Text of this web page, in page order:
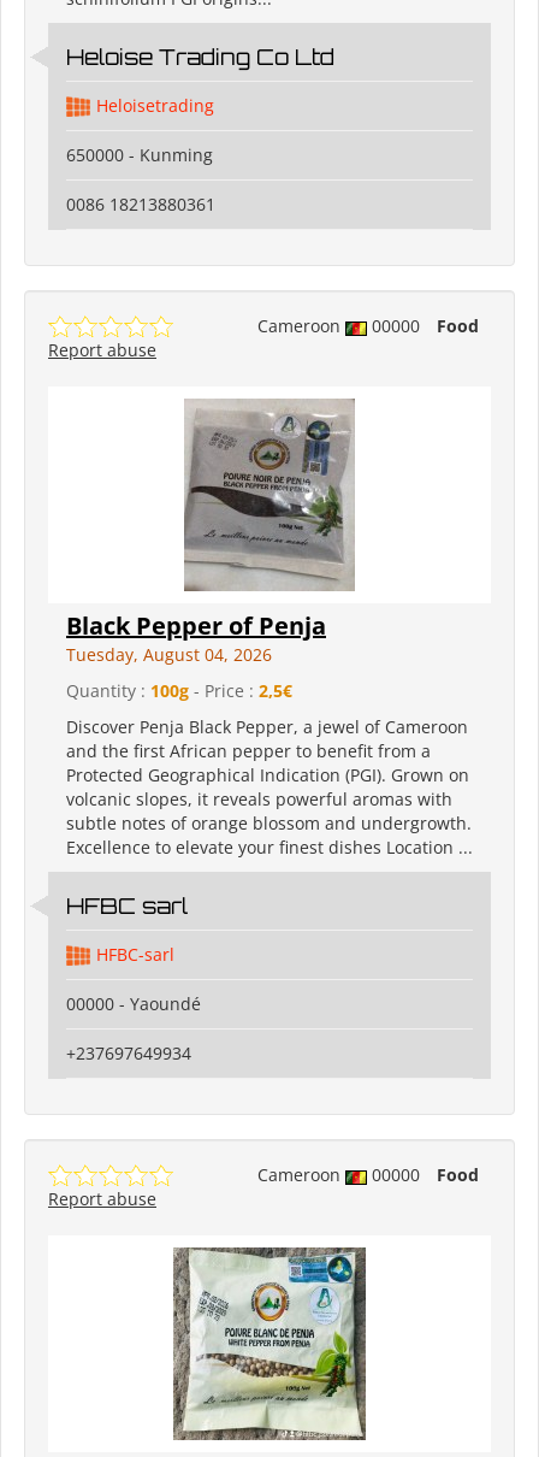
Heloise Trading Co Ltd
Heloisetrading
650000 - Kunming
0086 18213880361
Cameroon 00000
Food
Report abuse
Black Pepper of Penja
Tuesday, August 04, 2026
Quantity : 100g - Price : 2,5€
Discover Penja Black Pepper, a jewel of Cameroon
and the first African pepper to benefit from a
Protected Geographical Indication (PGI). Grown on
volcanic slopes, it reveals powerful aromas with
subtle notes of orange blossom and undergrowth.
Excellence to elevate your finest dishes Location ...
HFBC sarl
HFBC-sarl
00000 - Yaoundé
+237697649934
Cameroon 00000
Food
Report abuse